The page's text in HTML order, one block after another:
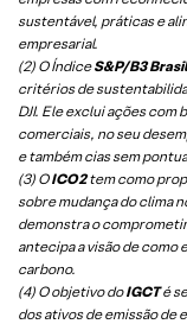
sustentável, práticas e
empresarial.
(2) O ÍndiceS&P/B3
critérios de
DJI. Ele exclui ações com
comerciais, no seu
e também cias sem
(3) OICO2tem como
sobre mudança do clima
demonstra o
antecipa a visão de como
carbono.
(4) O objetivo doIGCTé
dos ativos de emissão de